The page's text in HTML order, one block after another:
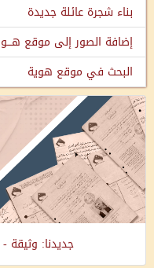
بناء شجرة عائلة جديدة
إضافة الصور إلى موقع
البحث في موقع هوية
جديدنا: وثيقة